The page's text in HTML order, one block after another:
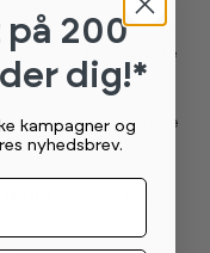
tilpasse hver eneste
en realistisk, glidende
– perfekt til
på 200
dig!*
kampagner og
nyhedsbrev.